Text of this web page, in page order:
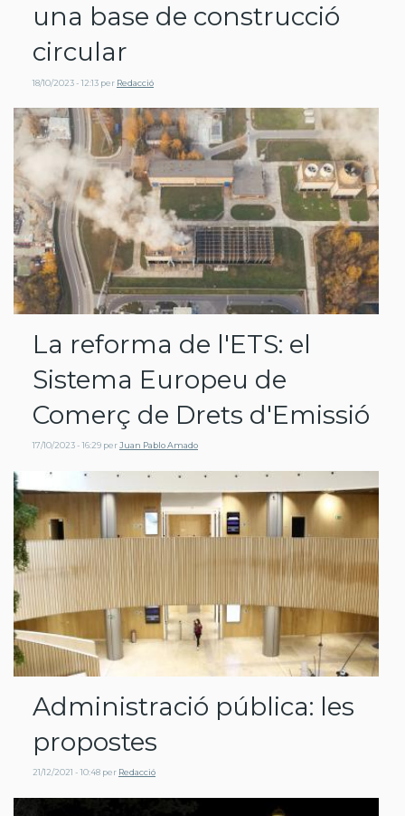
una base de construcció
circular
18/10/2023 - 12:13 per Redacció
La reforma de l'ETS: el
Sistema Europeu de
Comerç de Drets d'Emissió
17/10/2023 - 16:29 perJuan Pablo Amado
Administració pública: les
propostes
21/12/2021 - 10:48 per Redacció